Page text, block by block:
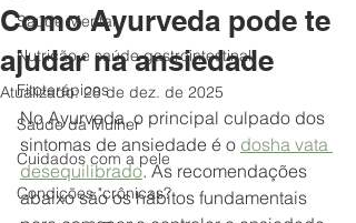
Saúde Mental
Nutrição e saúde gastrointestinal
Fitoterápicos
Saúde da Mulher
Cuidados com a pele
Condições "crônicas?
Como Ayurveda pode te
ajudar na ansiedade
Atualizado:28 de dez. de 2025
No Ayurveda, o principal culpado dos
sintomas de ansiedade é o dosha vata
desequilibrado. As recomendações
abaixo são os hábitos fundamentais